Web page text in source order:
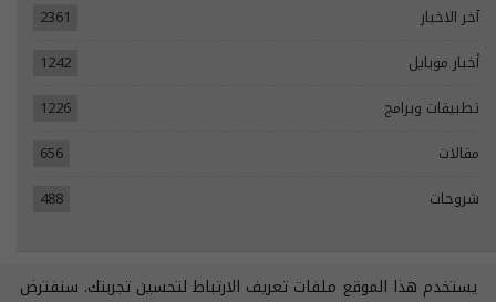
آخر الاخبار
2361
أخبار موبايل
1242
تطبيقات وبرامج
1226
مقالات
656
شروحات
488
© 2026 - جميع الحقوق محفوظة.
يستخدم هذا الموقع ملفات تعريف الارتباط لتحسين تجربتك. سنفترض